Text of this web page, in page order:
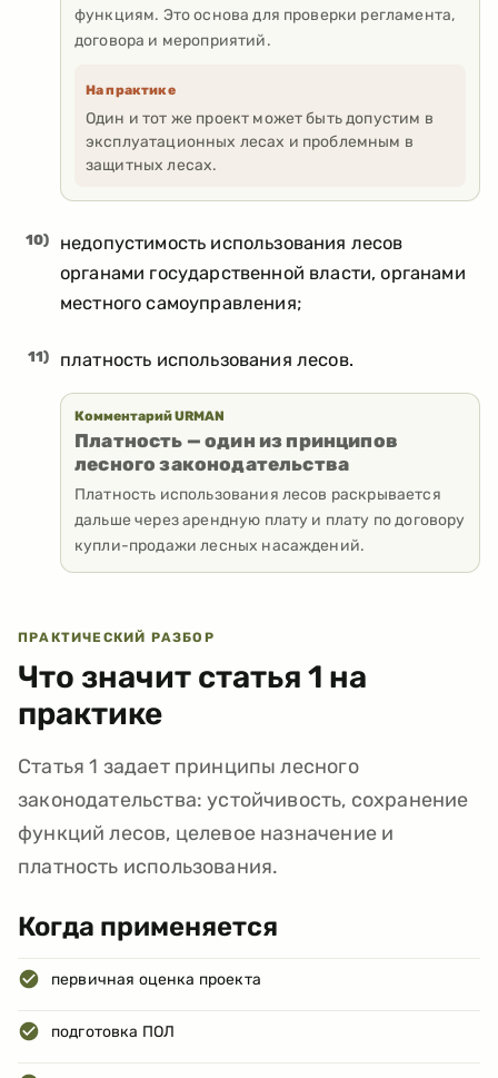
функциям. Это основа для проверки регламента,
договора и мероприятий.
На практике
Один и тот же проект может быть допустим в
эксплуатационных лесах и проблемным в
защитных лесах.
10)
недопустимость использования лесов
органами государственной власти, органами
местного самоуправления;
11) платность использования лесов.
Комментарий URMAN
Платность — один из принципов
лесного законодательства
Платность использования лесов раскрывается
дальше через арендную плату и плату по договору
купли-продажи лесных насаждений.
ПРАКТИЧЕСКИЙ РАЗБОР
Что значит статья 1 на
практике
Статья 1 задает принципы лесного
законодательства: устойчивость, сохранение
функций лесов, целевое назначение и
платность использования.
Когда применяется
первичная оценка проекта
подготовка ПОЛ